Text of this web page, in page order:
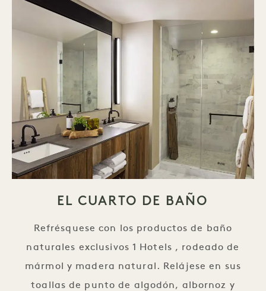
EL CUARTO DE BAÑO
Refrésquese con los productos de baño
naturales exclusivos 1 Hotels , rodeado de
mármol y madera natural. Relájese en sus
toallas de punto de algodón, albornoz y